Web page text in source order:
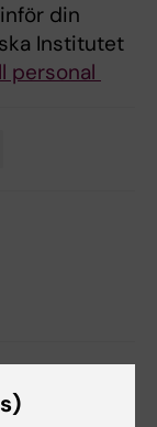
din
Institutet
personal